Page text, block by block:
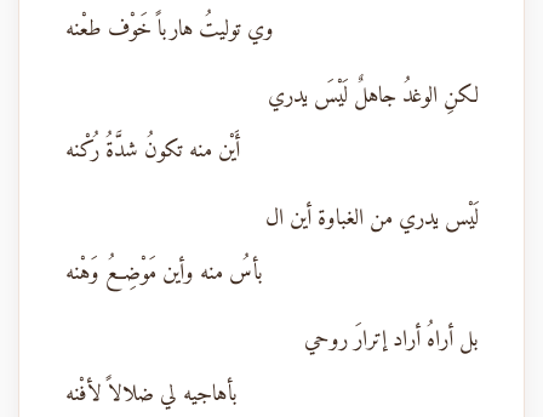
وي توليتُ هارباً خَوْف طعْنه
لكنِ الوغدُ جاهلٌ لَيْسَ يدري
أَيْن منه تكونُ شدَّةُ رُكْنه
لَيْس يدري من الغباوة أين ال
بأسُ منه وأين مَوْضِعُ وَهْنه
بل أراهُ أراد إترارَ روحي
بأهاجيه لي ضلالاً لأفْنه